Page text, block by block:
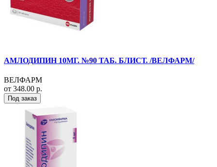
АМЛОДИПИН 10МГ. №90 ТАБ. БЛИСТ. /ВЕЛФАРМ/
ВЕЛФАРМ
от 348.00 р.
Под заказ